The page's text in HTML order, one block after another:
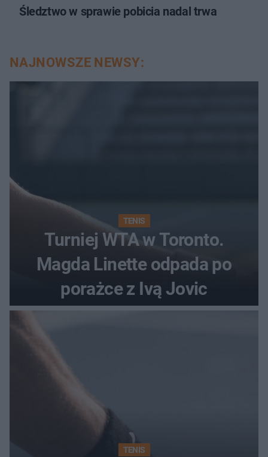
Śledztwo w sprawie pobicia nadal trwa
NAJNOWSZE NEWSY:
TENIS
Turniej WTA w Toronto.
Magda Linette odpada po
porażce z Ivą Jovic
TENIS